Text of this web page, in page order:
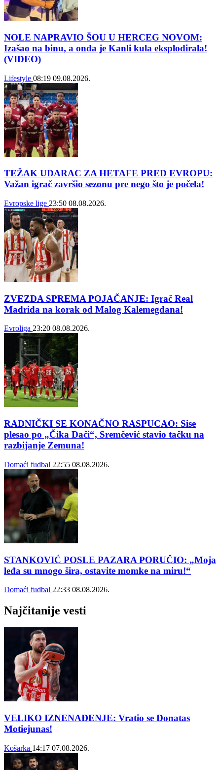
NOLE NAPRAVIO ŠOU U HERCEG NOVOM:
Izašao na binu, a onda je Kanli kula eksplodirala!
(VIDEO)
Lifestyle 08:19 09.08.2026.
TEŽAK UDARAC ZA HETAFE PRED EVROPU:
Važan igrač završio sezonu pre nego što je počela!
Evropske lige 23:50 08.08.2026.
ZVEZDA SPREMA POJAČANJE: Igrač Real
Madrida na korak od Malog Kalemegdana!
Evroliga 23:20 08.08.2026.
RADNIČKI SE KONAČNO RASPUCAO: Sise
plesao po „Čika Dači“, Sremčević stavio tačku na
razbijanje Zemuna!
Domaći fudbal 22:55 08.08.2026.
STANKOVIĆ POSLE PAZARA PORUČIO: „Moja
leđa su mnogo šira, ostavite momke na miru!“
Domaći fudbal 22:33 08.08.2026.
Najčitanije vesti
VELIKO IZNENAĐENJE: Vratio se Donatas
Motiejunas!
Košarka 14:17 07.08.2026.